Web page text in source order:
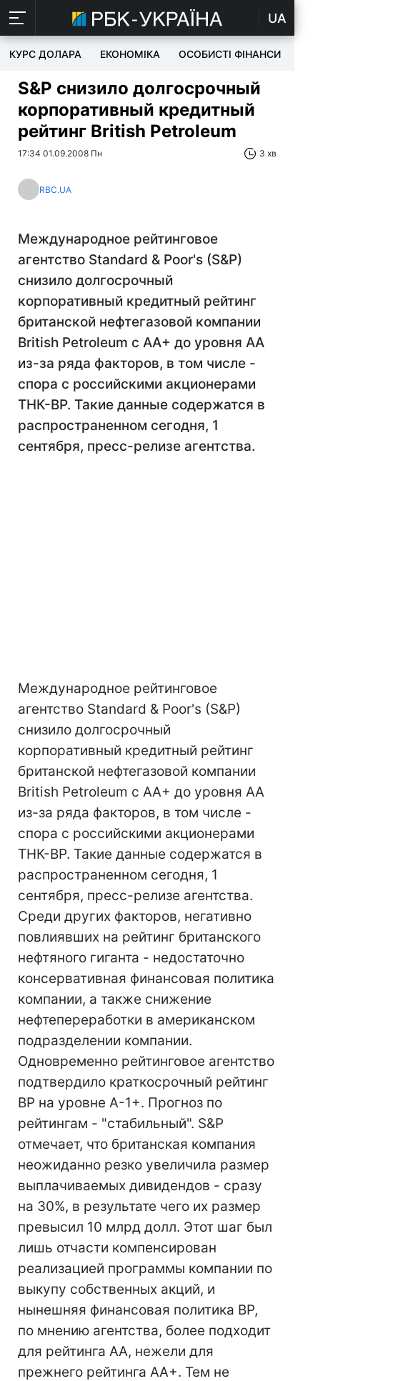
UA
КУРС ДОЛАРА ЕКОНОМІКА ОСОБИСТІ ФІНАНСИ
S&P снизило долгосрочный
корпоративный кредитный
рейтинг British Petroleum
17:34 01.09.2008 Пн 3 хв
RBC.UA
Международное рейтинговое
агентство Standard & Poor's (S&P)
снизило долгосрочный
корпоративный кредитный рейтинг
британской нефтегазовой компании
British Petroleum с AA+ до уровня АА
из-за ряда факторов, в том числе -
спора с российскими акционерами
ТНК-BP. Такие данные содержатся в
распространенном сегодня, 1
сентября, пресс-релизе агентства.
Международное рейтинговое
агентство Standard & Poor's (S&P)
снизило долгосрочный
корпоративный кредитный рейтинг
британской нефтегазовой компании
British Petroleum с AA+ до уровня АА
из-за ряда факторов, в том числе -
спора с российскими акционерами
ТНК-BP. Такие данные содержатся в
распространенном сегодня, 1
сентября, пресс-релизе агентства.
Среди других факторов, негативно
повлиявших на рейтинг британского
нефтяного гиганта - недостаточно
консервативная финансовая политика
компании, а также снижение
нефтепереработки в американском
подразделении компании.
Одновременно рейтинговое агентство
подтвердило краткосрочный рейтинг
BP на уровне A-1+. Прогноз по
рейтингам - "стабильный". S&P
отмечает, что британская компания
неожиданно резко увеличила размер
выплачиваемых дивидендов - сразу
на 30%, в результате чего их размер
превысил 10 млрд долл. Этот шаг был
лишь отчасти компенсирован
реализацией программы компании по
выкупу собственных акций, и
нынешняя финансовая политика BP,
по мнению агентства, более подходит
для рейтинга АА, нежели для
прежнего рейтинга AA+. Тем не